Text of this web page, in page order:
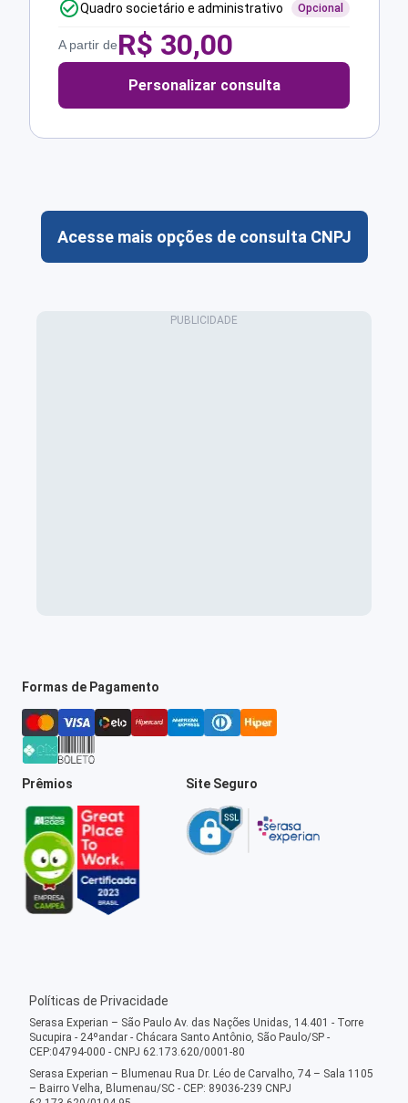
Quadro societário e administrativo Opcional
A partir deR$ 30,00
Personalizar consulta
Acesse mais opções de consulta CNPJ
Formas de Pagamento
Prêmios Site Seguro
Políticas de Privacidade
Serasa Experian – São Paulo Av. das Nações Unidas, 14.401 - Torre
Sucupira - 24ºandar - Chácara Santo Antônio, São Paulo/SP -
CEP:04794-000 - CNPJ 62.173.620/0001-80
Serasa Experian – Blumenau Rua Dr. Léo de Carvalho, 74 – Sala 1105
– Bairro Velha, Blumenau/SC - CEP: 89036-239 CNPJ